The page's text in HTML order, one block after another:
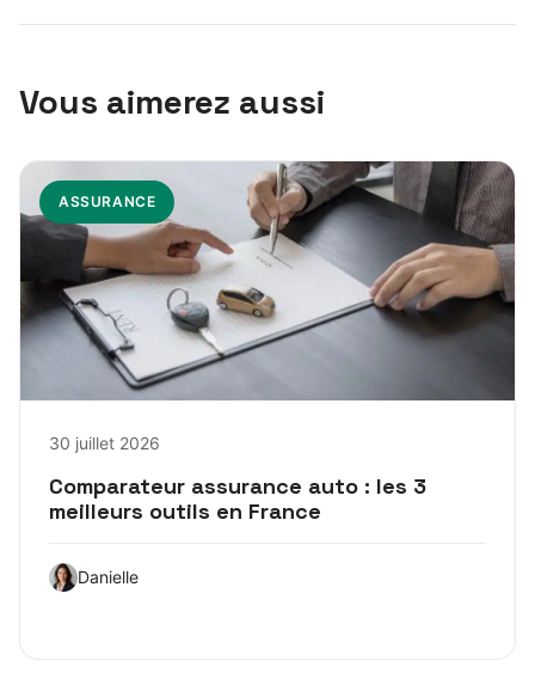
Vous aimerez aussi
ASSURANCE
30 juillet 2026
Comparateur assurance auto : les 3
meilleurs outils en France
Danielle